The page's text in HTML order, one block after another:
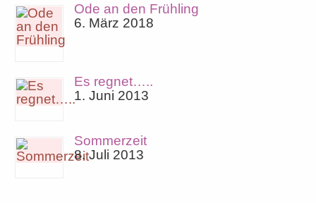
Ode an den Frühling
6. März 2018
Es regnet…..
1. Juni 2013
Sommerzeit
8. Juli 2013